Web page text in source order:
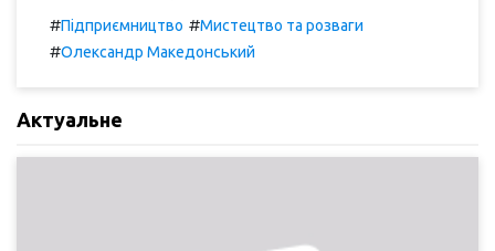
#Підприємництво #Мистецтво та розваги
#Олександр Македонський
Актуальне